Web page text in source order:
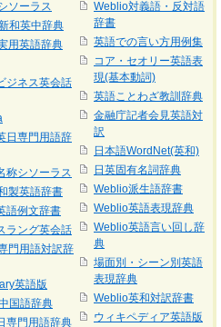
ソーラス
和英中辞典
用英語辞典
ジネス英会話
日専門用語辞
称シソーラス
製英語辞書
語例文辞書
ラング英会話
門用語対訳辞
英語版
国語辞典
専門用語辞典
Weblio対義語・反対語
辞書
英語での言い方用例集
コア・セオリー英語表
現(基本動詞)
英語ことわざ教訓辞典
金融庁記者会見英語対
訳
日本語WordNet(英和)
日英固有名詞辞典
Weblio派生語辞書
Weblio英語表現辞典
Weblio英語言い回し辞
典
場面別・シーン別英語
表現辞典
Weblio英和対訳辞書
ウィキペディア英語版